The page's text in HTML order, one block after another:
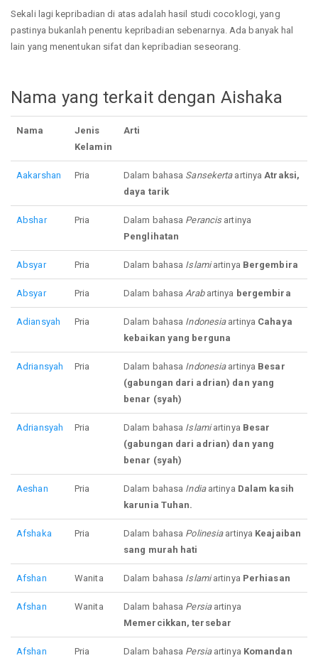
Sekali lagi kepribadian di atas adalah hasil studi cocoklogi, yang
pastinya bukanlah penentu kepribadian sebenarnya. Ada banyak hal
lain yang menentukan sifat dan kepribadian seseorang.
Nama yang terkait dengan Aishaka
Nama
Jenis
Kelamin
Arti
Aakarshan Pria Dalam bahasa SansekertaartinyaAtraksi,
daya tarik
Abshar Pria Dalam bahasa Perancisartinya
Penglihatan
Absyar Pria Dalam bahasa Islamiartinya Bergembira
Absyar Pria Dalam bahasaArabartinya bergembira
Adiansyah Pria Dalam bahasa Indonesiaartinya Cahaya
kebaikan yang berguna
Adriansyah Pria Dalam bahasa Indonesiaartinya Besar
(gabungan dari adrian) dan yang
benar (syah)
Adriansyah Pria Dalam bahasa Islamiartinya Besar
(gabungan dari adrian) dan yang
benar (syah)
Aeshan Pria Dalam bahasa Indiaartinya Dalam kasih
karunia Tuhan.
Afshaka Pria Dalam bahasa Polinesiaartinya Keajaiban
sang murah hati
Afshan Wanita Dalam bahasa Islamiartinya Perhiasan
Afshan Wanita Dalam bahasa Persiaartinya
Memercikkan, tersebar
Afshan Pria Dalam bahasa Persiaartinya Komandan